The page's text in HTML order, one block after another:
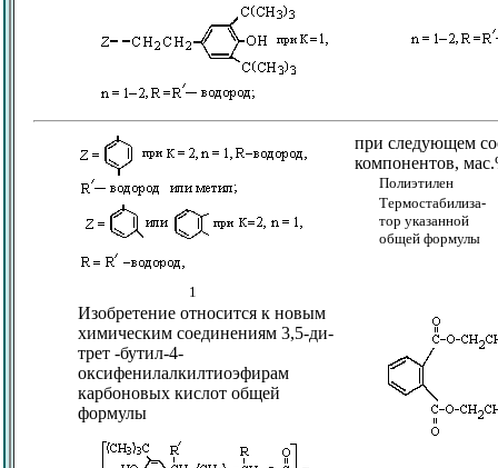
при следующем
компонентов,
Полиэтилен
Термостабилиза-
тор указанной
общей формулы
1
Изобретение относится к новым
химическим соединениям 3,5-ди-
трет -бутил-4-
оксифенилалкилтиоэфирам
карбоновых кислот общей
формулы